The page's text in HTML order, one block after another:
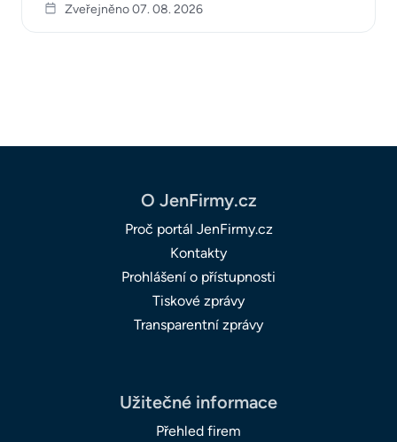
Zveřejněno 07. 08. 2026
O JenFirmy.cz
Proč portál JenFirmy.cz
Kontakty
Prohlášení o přístupnosti
Tiskové zprávy
Transparentní zprávy
Užitečné informace
Přehled firem